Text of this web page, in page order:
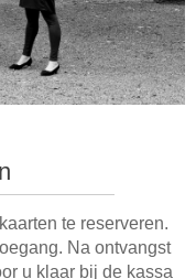
te reserveren.
Na ontvangst
u klaar bij de kassa